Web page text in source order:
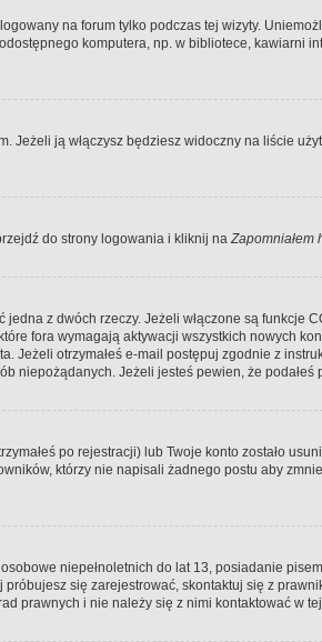
na forum tylko podczas tej wizyty.
komputera, np. w bibliotece, kawiarni
Jeżeli ją włączysz będziesz widoczny na liście
do strony logowania i kliknij naZapomniałem
z dwóch rzeczy. Jeżeli włączone są funkcje
fora wymagają aktywacji wszystkich nowych
otrzymałeś e-mail postępuj zgodnie z
niepożądanych. Jeżeli jesteś pewien, że
po rejestracji) lub Twoje konto zostało
którzy nie napisali żadnego postu aby
niepełnoletnich do lat 13, posiadanie
się zarejestrować, skontaktuj się z
prawnych i nie należy się z nimi kontaktować w